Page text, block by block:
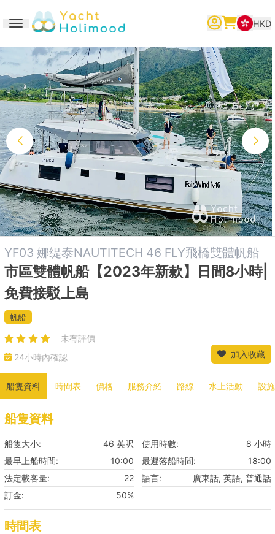
Toggle navigation
繁體中文 English 简体中文
HKD
YF03 娜缇泰NAUTITECH 46 FLY飛橋雙體帆船
市區雙體帆船【2023年新款】日間8小時|
免費接駁上島
帆船
未有評價
24小時內確認
加入收藏
船隻資料 時間表 價格 服務介紹 路線 水上活動 設施
船隻資料
船隻大小: 46 英呎 使用時數:
8 小時
最早上船時間:
10:00 最遲落船時間:
18:00
法定載客量:
22 語言:
廣東話, 英語, 普通話
訂金:
50%
時間表